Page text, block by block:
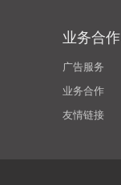
业务合作
广告服务
业务合作
友情链接